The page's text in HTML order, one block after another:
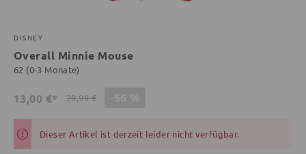
DISNEY
Overall Minnie Mouse
62 (0-3 Monate)
13,00 €* 29,99 €
Dieser Artikel ist derzeit leider nicht verfügbar.